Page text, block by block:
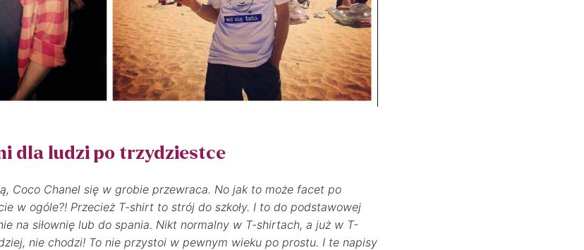
dla ludzi po trzydziestce
Coco Chanel się w grobie przewraca. No jak to może facet po
w ogóle?! Przecież T-shirt to strój do szkoły. I to do podstawowej
na siłownię lub do spania. Nikt normalny w T-shirtach, a już w T-
nie chodzi! To nie przystoi w pewnym wieku po prostu. I te napisy